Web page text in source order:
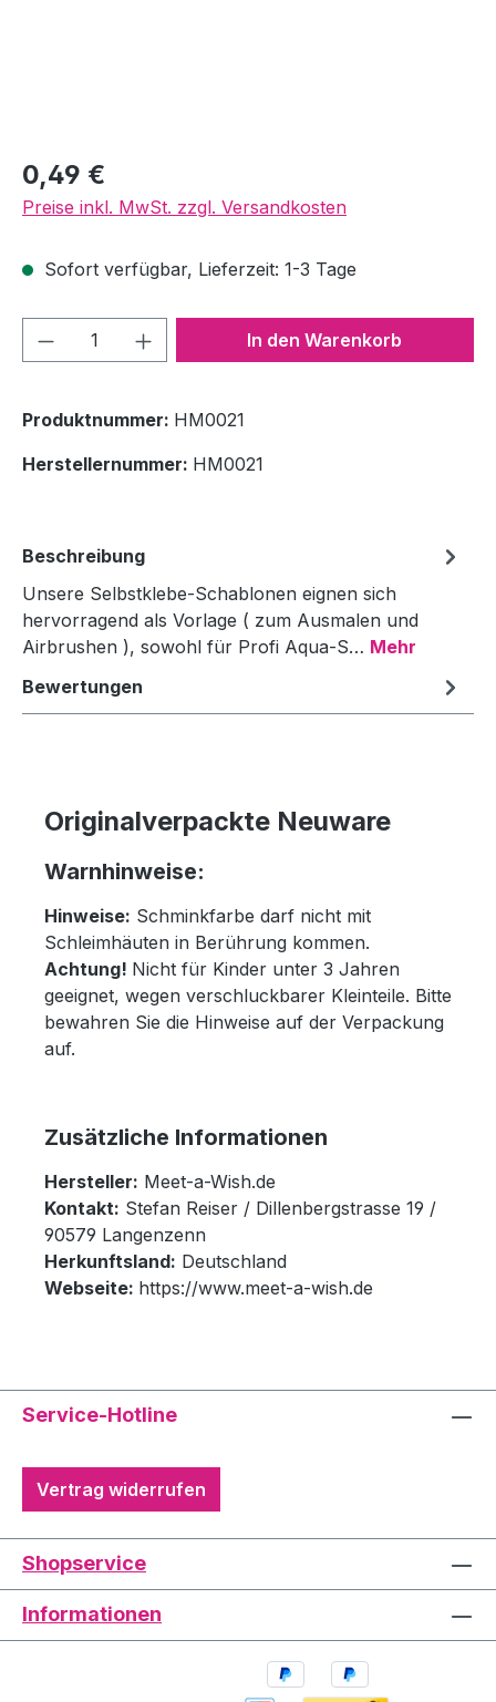
Regulärer Preis:
0,49 €
Preise inkl. MwSt. zzgl. Versandkosten
Sofort verfügbar, Lieferzeit: 1-3 Tage
Produkt Anzahl: Gib denIn den Warenkorb
Produktnummer: HM0021
Herstellernummer: HM0021
Beschreibung
Unsere Selbstklebe-Schablonen eignen sich
hervorragend als Vorlage ( zum Ausmalen und
Airbrushen ), sowohl für Profi Aqua-S… Mehr
Bewertungen
Originalverpackte Neuware
Warnhinweise:
Hinweise: Schminkfarbe darf nicht mit
Schleimhäuten in Berührung kommen.
Achtung! Nicht für Kinder unter 3 Jahren
geeignet, wegen verschluckbarer Kleinteile. Bitte
bewahren Sie die Hinweise auf der Verpackung
auf.
Zusätzliche Informationen
Hersteller: Meet-a-Wish.de
Kontakt: Stefan Reiser / Dillenbergstrasse 19 /
90579 Langenzenn
Herkunftsland: Deutschland
Webseite: https://www.meet-a-wish.de
Service-Hotline
Vertrag widerrufen
Shopservice
Informationen